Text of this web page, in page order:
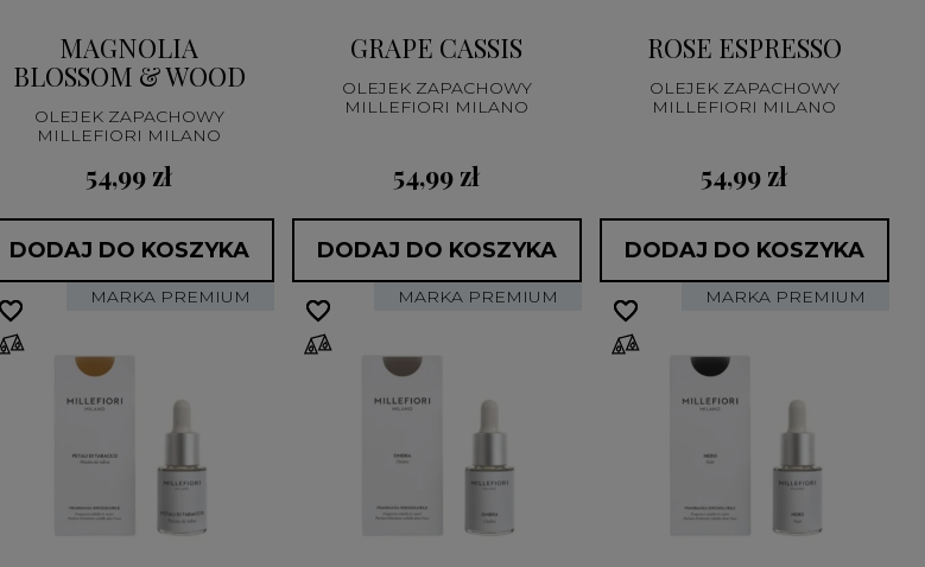
MAGNOLIA
BLOSSOM & WOOD
OLEJEK ZAPACHOWY
MILLEFIORI MILANO
54,99 zł
DODAJ DO KOSZYKA
GRAPE CASSIS
OLEJEK ZAPACHOWY
MILLEFIORI MILANO
54,99 zł
DODAJ DO KOSZYKA
ROSE ESPRESSO
OLEJEK ZAPACHOWY
MILLEFIORI MILANO
54,99 zł
DODAJ DO KOSZYKA
MARKA PREMIUM
favorite_border
favorite_border MARKA PREMIUM
favorite_border
favorite_border MARKA PREMIUM
favorite_border
favorite_border